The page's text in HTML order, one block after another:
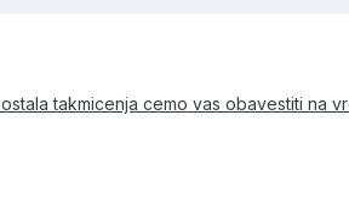
ostala takmicenja cemo vas obavestiti na